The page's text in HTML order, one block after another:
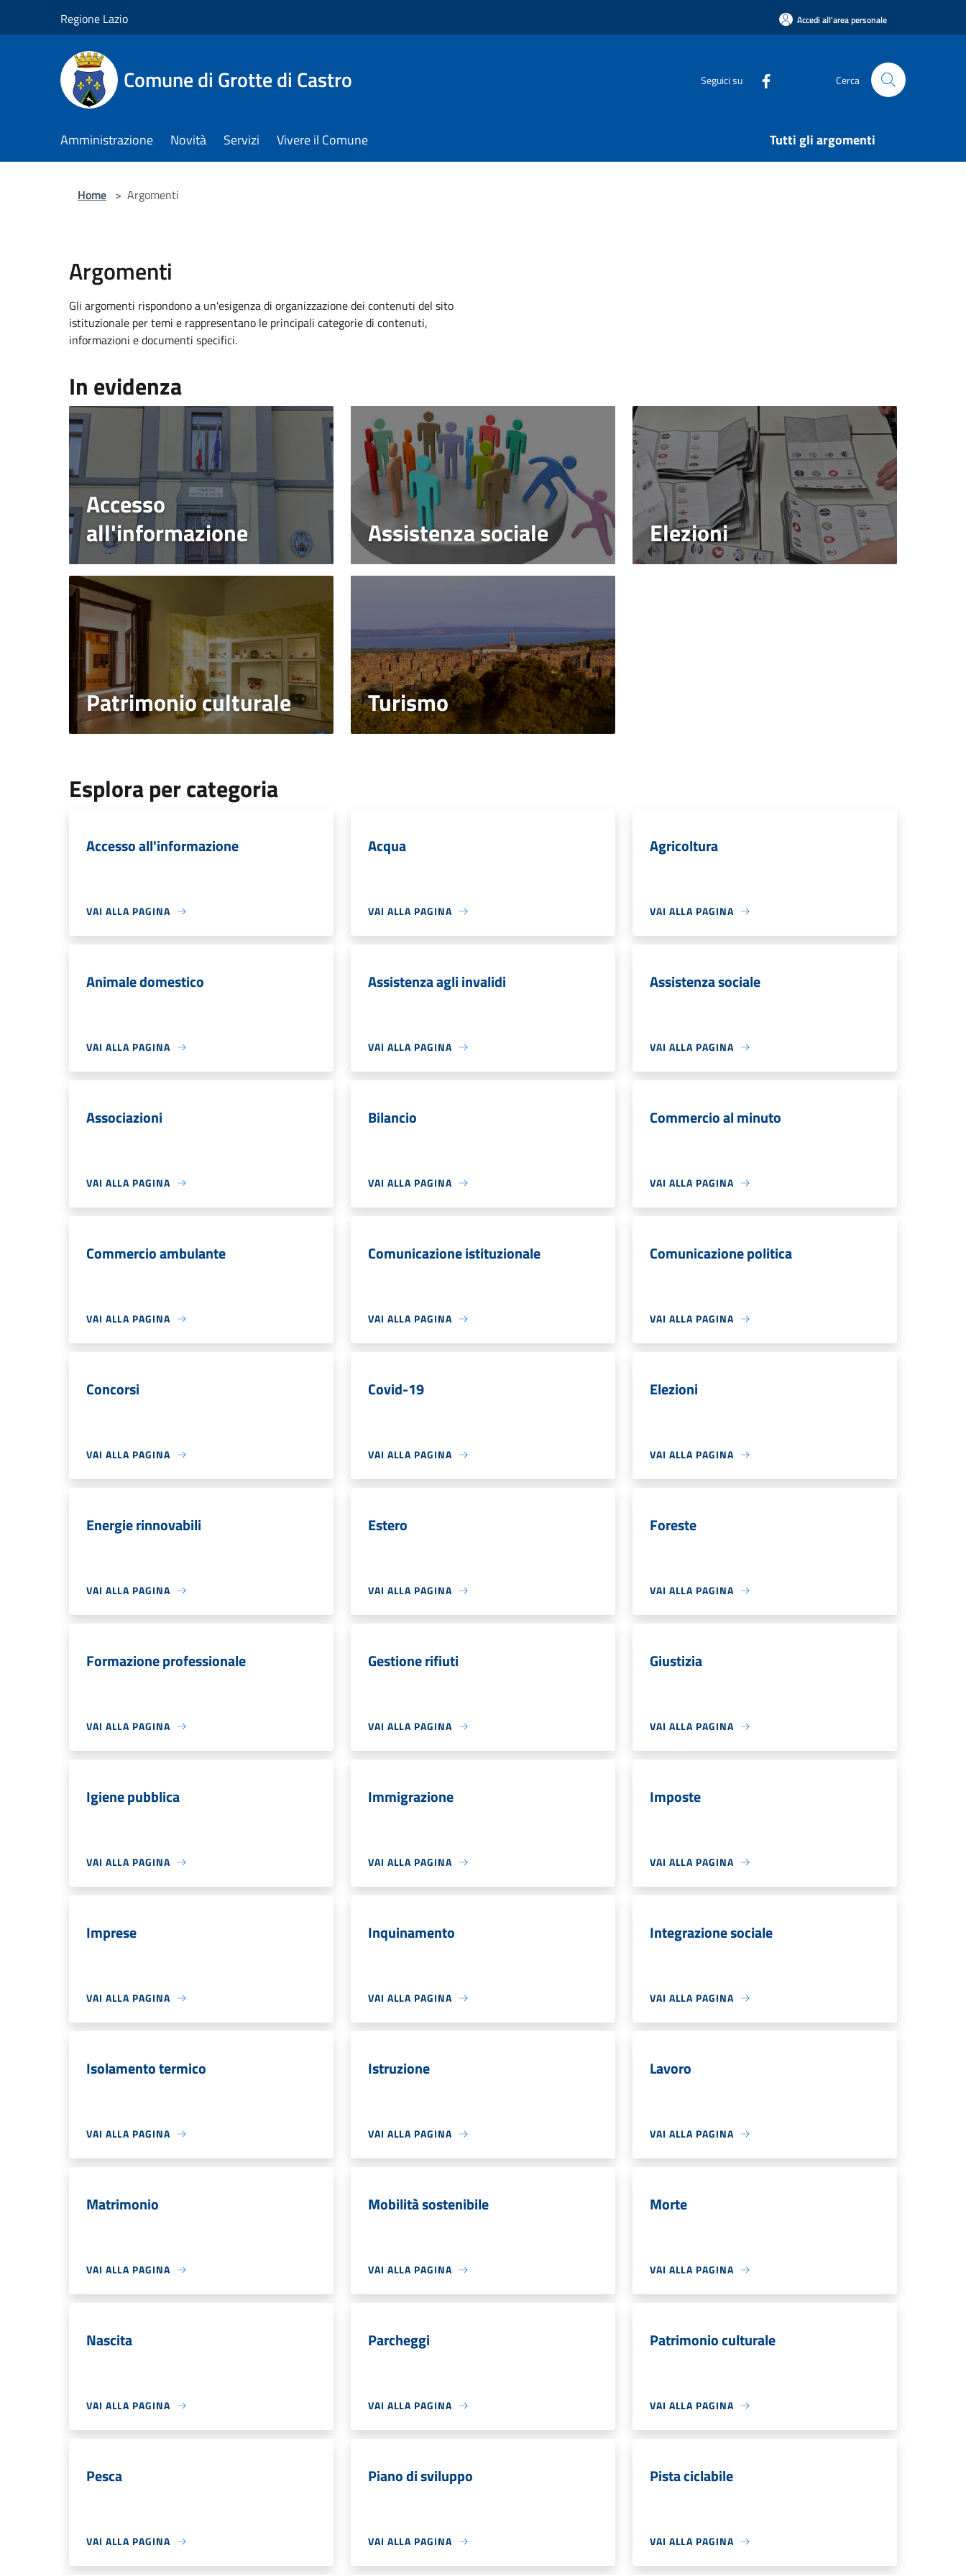
Regione Lazio Accedi all'area personale
Comune di Grotte di Castro Seguici su Cerca
Amministrazione Novità Servizi Vivere il Comune Tutti gli argomenti
Home > Argomenti
Argomenti
Gli argomenti rispondono a un'esigenza di organizzazione dei contenuti del sito
istituzionale per temi e rappresentano le principali categorie di contenuti,
informazioni e documenti specifici.
In evidenza
Accesso
all'informazione
Assistenza sociale Elezioni
Patrimonio culturale Turismo
Esplora per categoria
Accesso all'informazione
VAI ALLA PAGINA
Acqua
VAI ALLA PAGINA
Agricoltura
VAI ALLA PAGINA
Animale domestico
VAI ALLA PAGINA
Assistenza agli invalidi
VAI ALLA PAGINA
Assistenza sociale
VAI ALLA PAGINA
Associazioni
VAI ALLA PAGINA
Bilancio
VAI ALLA PAGINA
Commercio al minuto
VAI ALLA PAGINA
Commercio ambulante
VAI ALLA PAGINA
Comunicazione istituzionale
VAI ALLA PAGINA
Comunicazione politica
VAI ALLA PAGINA
Concorsi
VAI ALLA PAGINA
Covid-19
VAI ALLA PAGINA
Elezioni
VAI ALLA PAGINA
Energie rinnovabili
VAI ALLA PAGINA
Estero
VAI ALLA PAGINA
Foreste
VAI ALLA PAGINA
Formazione professionale
VAI ALLA PAGINA
Gestione rifiuti
VAI ALLA PAGINA
Giustizia
VAI ALLA PAGINA
Igiene pubblica
VAI ALLA PAGINA
Immigrazione
VAI ALLA PAGINA
Imposte
VAI ALLA PAGINA
Imprese
VAI ALLA PAGINA
Inquinamento
VAI ALLA PAGINA
Integrazione sociale
VAI ALLA PAGINA
Isolamento termico
VAI ALLA PAGINA
Istruzione
VAI ALLA PAGINA
Lavoro
VAI ALLA PAGINA
Matrimonio
VAI ALLA PAGINA
Mobilità sostenibile
VAI ALLA PAGINA
Morte
VAI ALLA PAGINA
Nascita
VAI ALLA PAGINA
Parcheggi
VAI ALLA PAGINA
Patrimonio culturale
VAI ALLA PAGINA
Pesca
VAI ALLA PAGINA
Piano di sviluppo
VAI ALLA PAGINA
Pista ciclabile
VAI ALLA PAGINA